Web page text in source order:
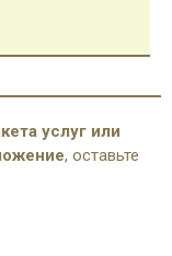
услуг или
, оставьте